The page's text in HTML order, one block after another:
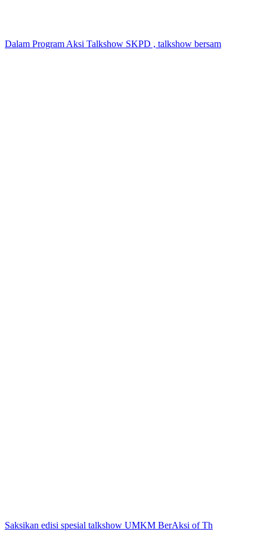
Dalam Program Aksi Talkshow SKPD , talkshow bersam
Saksikan edisi spesial talkshow UMKM BerAksi of Th